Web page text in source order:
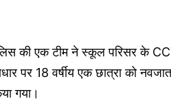
की एक टीम ने स्कूल परिसर के
पर 18 वर्षीय एक छात्रा को
गया।